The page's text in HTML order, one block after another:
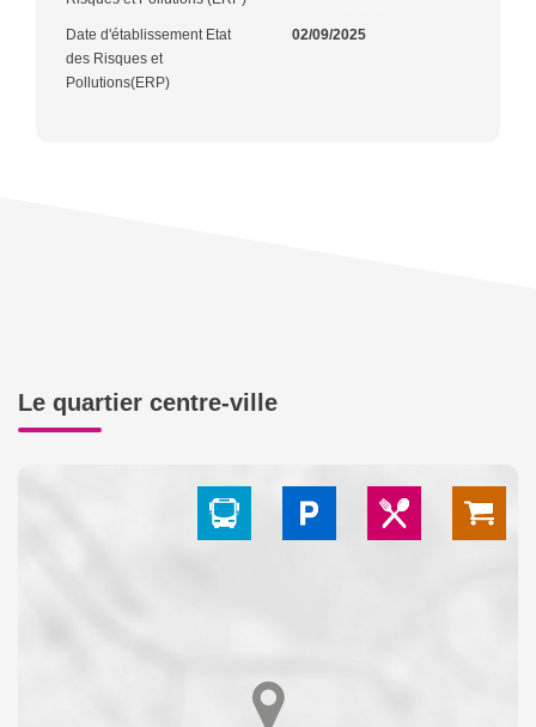
Date d'établissement Etat
des Risques et
Pollutions(ERP)
02/09/2025
Le quartier centre-ville